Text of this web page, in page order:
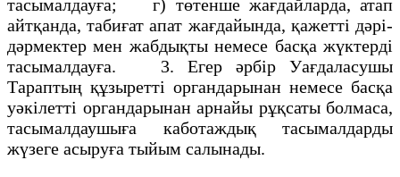
тасымалдауға; г) төтенше жағдайларда, атап
айтқанда, табиғат апат жағдайында, қажеттi дәрi-
дәрмектер мен жабдықты немесе басқа жүктердi
тасымалдауға. 3. Егер әрбiр Уағдаласушы
Тараптың құзыреттi органдарынан немесе басқа
уәкiлеттi органдарынан арнайы рұқсаты болмаса,
тасымалдаушыға каботаждық тасымалдарды
жүзеге асыруға тыйым салынады.